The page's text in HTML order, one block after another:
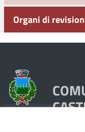
Organi di